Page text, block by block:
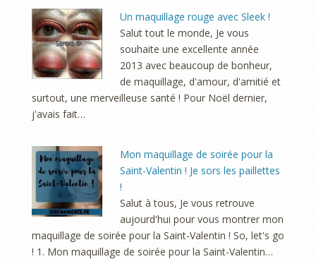
Un maquillage rouge avec Sleek !
Salut tout le monde, Je vous
souhaite une excellente année
2013 avec beaucoup de bonheur,
de maquillage, d'amour, d'amitié et
surtout, une merveilleuse santé ! Pour Noël dernier,
j'avais fait…
Mon maquillage de soirée pour la
Saint-Valentin ! Je sors les paillettes
!
Salut à tous, Je vous retrouve
aujourd'hui pour vous montrer mon
maquillage de soirée pour la Saint-Valentin ! So, let's go
! 1. Mon maquillage de soirée pour la Saint-Valentin…